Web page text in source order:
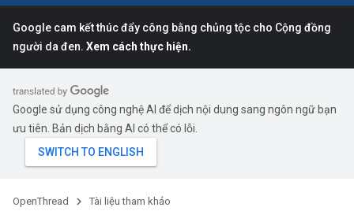
Google cam kết thúc đẩy công bằng chủng tộc cho Cộng đồng
người da đen. Xem cách thực hiện.
Google sử dụng công nghệ AI để dịch nội dung sang ngôn ngữ bạn
ưu tiên. Bản dịch bằng AI có thể có lỗi.
OpenThread Tài liệu tham khảo